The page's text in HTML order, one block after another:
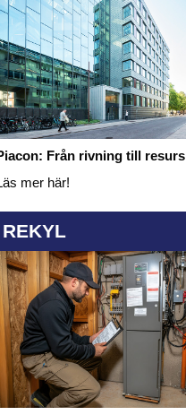
Från rivning till resurs
mer här!
REKYL